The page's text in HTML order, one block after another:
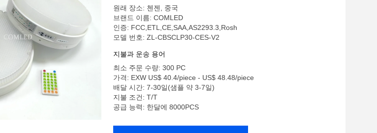
원래 장소: 첸젠, 중국
브랜드 이름: COMLED
인증: FCC,ETL,CE,SAA,AS2293.3,Rosh
모델 번호: ZL-CBSCLP30-CES-V2
지불과 운송 용어
최소 주문 수량: 300 PC
가격: EXW US$ 40.4/piece - US$ 48.48/piece
배달 시간: 7-30일(샘플 약 3-7일)
지불 조건: T/T
공급 능력: 한달에 8000PCS